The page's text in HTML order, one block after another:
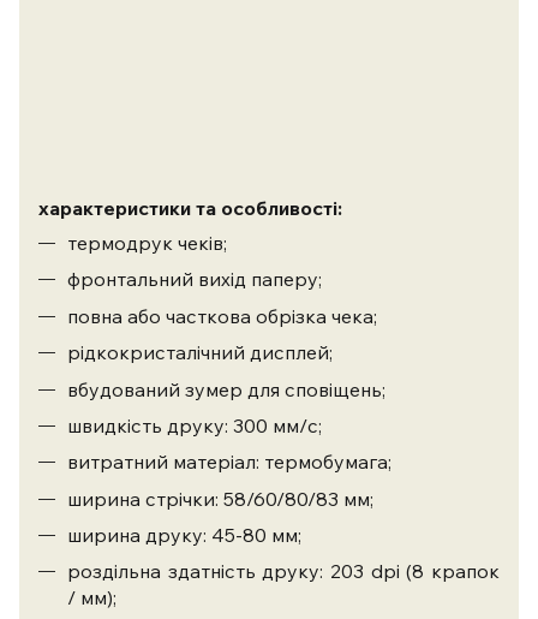
характеристики та особливості:
термодрук чеків;
фронтальний вихід паперу;
повна або часткова обрізка чека;
рідкокристалічний дисплей;
вбудований зумер для сповіщень;
швидкість друку: 300 мм/с;
витратний матеріал: термобумага;
ширина стрічки: 58/60/80/83 мм;
ширина друку: 45-80 мм;
роздільна здатність друку: 203 dpi (8 крапок
/ мм);